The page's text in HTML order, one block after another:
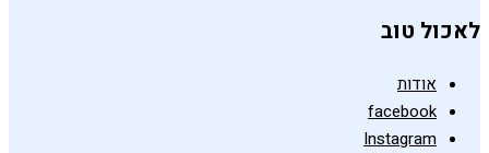
לאכול טוב
אודות
facebook
Instagram